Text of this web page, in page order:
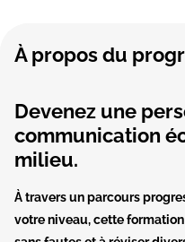
À propos du
Devenez une
communication
milieu.
À travers un parcours
votre niveau, cette